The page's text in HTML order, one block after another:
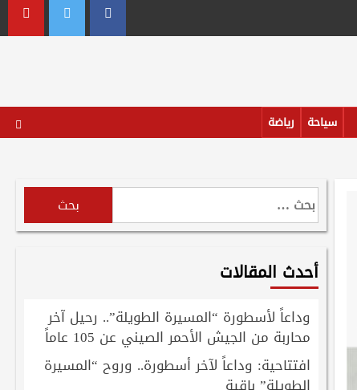
Facebook
Twitter
سياحة
رياضة
البحث
عن:
أحدث المقالات
وداعاً لأسطورة “المسيرة الطويلة”.. رحيل آخر
محاربة من الجيش الأحمر الصيني عن 105 عاماً
افتتاحية: وداعاً لآخر أسطورة.. وروح “المسيرة